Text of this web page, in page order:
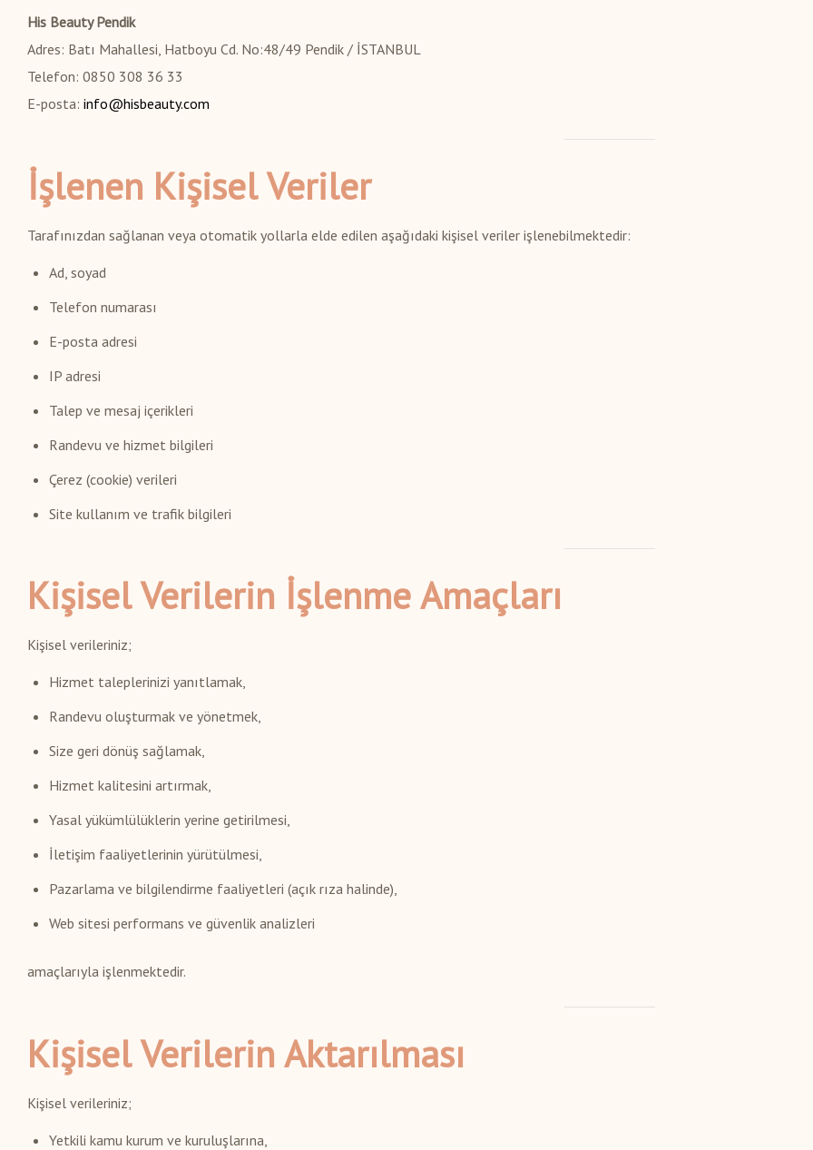
His Beauty Pendik
Adres: Batı Mahallesi, Hatboyu Cd. No:48/49 Pendik / İSTANBUL
Telefon: 0850 308 36 33
E-posta: info@hisbeauty.com
İşlenen Kişisel Veriler
Tarafınızdan sağlanan veya otomatik yollarla elde edilen aşağıdaki kişisel veriler işlenebilmektedir:
Ad, soyad
Telefon numarası
E-posta adresi
IP adresi
Talep ve mesaj içerikleri
Randevu ve hizmet bilgileri
Çerez (cookie) verileri
Site kullanım ve trafik bilgileri
Kişisel Verilerin İşlenme Amaçları
Kişisel verileriniz;
Hizmet taleplerinizi yanıtlamak,
Randevu oluşturmak ve yönetmek,
Size geri dönüş sağlamak,
Hizmet kalitesini artırmak,
Yasal yükümlülüklerin yerine getirilmesi,
İletişim faaliyetlerinin yürütülmesi,
Pazarlama ve bilgilendirme faaliyetleri (açık rıza halinde),
Web sitesi performans ve güvenlik analizleri
amaçlarıyla işlenmektedir.
Kişisel Verilerin Aktarılması
Kişisel verileriniz;
Yetkili kamu kurum ve kuruluşlarına,